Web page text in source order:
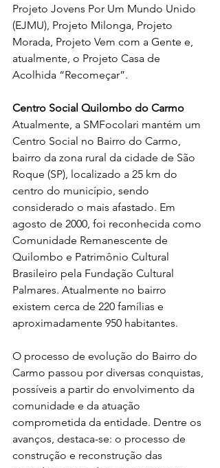
Projeto Jovens Por Um Mundo Unido
(EJMU), Projeto Milonga, Projeto
Morada, Projeto Vem com a Gente e,
atualmente, o Projeto Casa de
Acolhida “Recomeçar”.
Centro Social Quilombo do Carmo
Atualmente, a SMFocolari mantém um
Centro Social no Bairro do Carmo,
bairro da zona rural da cidade de São
Roque (SP), localizado a 25 km do
centro do município, sendo
considerado o mais afastado. Em
agosto de 2000, foi reconhecida como
Comunidade Remanescente de
Quilombo e Patrimônio Cultural
Brasileiro pela Fundação Cultural
Palmares. Atualmente no bairro
existem cerca de 220 famílias e
aproximadamente 950 habitantes.
O processo de evolução do Bairro do
Carmo passou por diversas conquistas,
possíveis a partir do envolvimento da
comunidade e da atuação
comprometida da entidade. Dentre os
avanços, destaca-se: o processo de
construção e reconstrução das